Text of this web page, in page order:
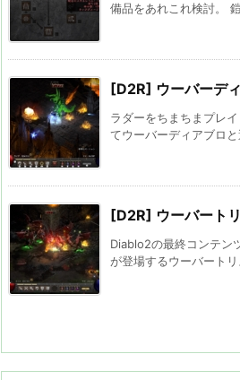
備品をあれこれ検討。
[D2R] ウーバーデ
ラダーをちまちまプレ
てウーバーディアブロ
[D2R] ウーバート
Diablo2の最終コンテン
が登場するウーバート